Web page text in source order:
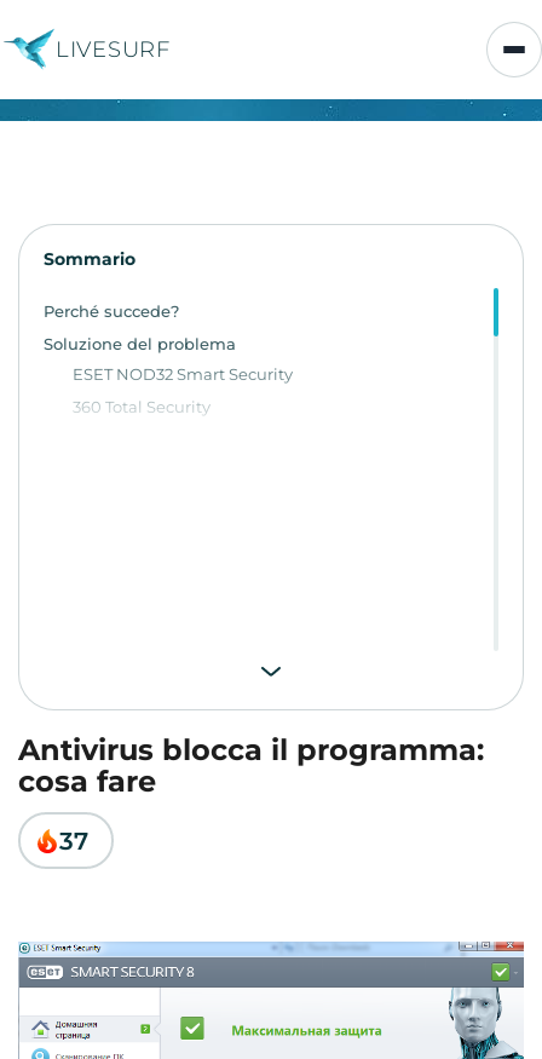
LIVESURF
Sommario
Perché succede?
Soluzione del problema
ESET NOD32 Smart Security
360 Total Security
Antivirus blocca il programma:
cosa fare
37